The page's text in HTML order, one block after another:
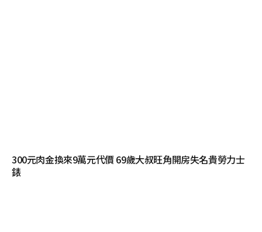
300元肉金換來9萬元代價 69歲大叔旺角開房失名貴勞力士
錶